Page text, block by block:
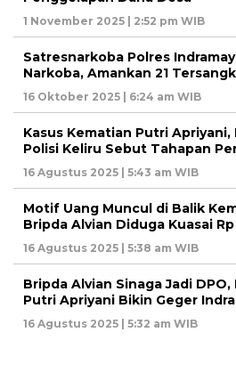
1 November 2025 | 2:52 pm WIB
Satresnarkoba Polres
Narkoba, Amankan 21
16 Oktober 2025 | 6:24 am WIB
Kasus Kematian Putri Apriyani,
Polisi Keliru Sebut Tahapan
16 Agustus 2025 | 5:43 am WIB
Motif Uang Muncul di Balik
Bripda Alvian Diduga Kuasai
16 Agustus 2025 | 5:38 am WIB
Bripda Alvian Sinaga Jadi
Putri Apriyani Bikin Geger
16 Agustus 2025 | 5:32 am WIB